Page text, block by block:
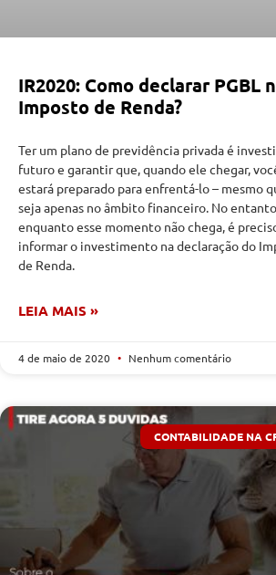
IR2020: Como declarar PGBL
Imposto de Renda?
Ter um plano de previdência privada é
futuro e garantir que, quando ele chegar,
estará preparado para enfrentá-lo – mesmo
seja apenas no âmbito financeiro. No
enquanto esse momento não chega, é
informar o investimento na declaração do
de Renda.
LEIA MAIS »
4 de maio de 2020 Nenhum comentário
CONTABILIDADE NA